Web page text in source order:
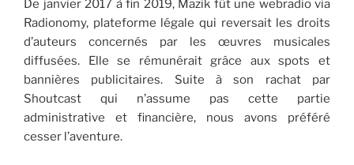
De janvier 2017 à fin 2019, Mazik fût une webradio via
Radionomy, plateforme légale qui reversait les droits
d’auteurs concernés par les œuvres musicales
diffusées. Elle se rémunérait grâce aux spots et
bannières publicitaires. Suite à son rachat par
Shoutcast qui n’assume pas cette partie
administrative et financière, nous avons préféré
cesser l’aventure.